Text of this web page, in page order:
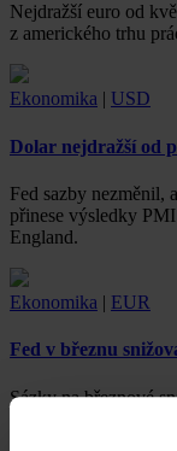
Nejdražší euro od
z amerického trhu
Ekonomika USD
Dolar nejdražší od
Fed sazby nezměnil,
přinese výsledky
England.
Ekonomika | EUR
Fed v březnu
Sázky na březnové
klesly. Americký